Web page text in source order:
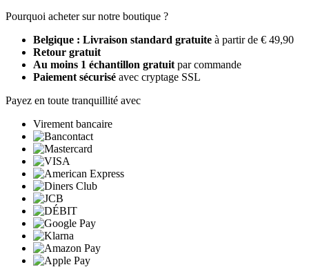
Pourquoi acheter sur notre boutique ?
Belgique : Livraison standard gratuite à partir de € 49,90
Retour gratuit
Au moins 1 échantillon gratuit par commande
Paiement sécurisé avec cryptage SSL
Payez en toute tranquillité avec
Virement bancaire